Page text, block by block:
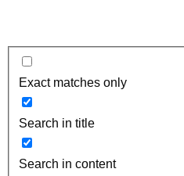
Exact matches only
Search in title
Search in content